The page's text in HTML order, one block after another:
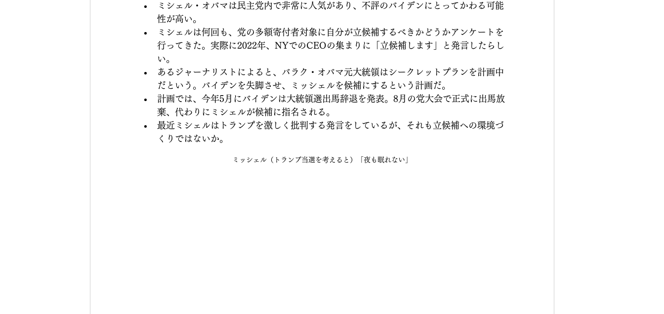
ミシェル・オバマは民主党内で非常に人気があり、不評のバイデンにとってかわる可能
性が高い。
ミシェルは何回も、党の多額寄付者対象に自分が立候補するべきかどうかアンケートを
行ってきた。実際に2022年、NYでのCEOの集まりに「立候補します」と発言したらし
い。
あるジャーナリストによると、バラク・オバマ元大統領はシークレットプランを計画中
だという。バイデンを失脚させ、ミッシェルを候補にするという計画だ。
計画では、今年5月にバイデンは大統領選出馬辞退を発表。8月の党大会で正式に出馬放
棄、代わりにミシェルが候補に指名される。
最近ミシェルはトランプを激しく批判する発言をしているが、それも立候補への環境づ
くりではないか。
ミッシェル（トランプ当選を考えると）「夜も眠れない」